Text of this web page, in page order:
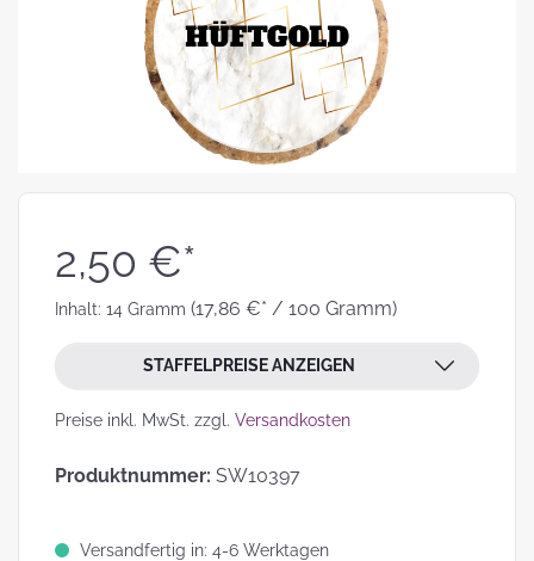
2,50 €*
Inhalt: 14 Gramm (17,86 €* / 100 Gramm)
STAFFELPREISE ANZEIGEN
Preise inkl. MwSt. zzgl. Versandkosten
Produktnummer: SW10397
Versandfertig in: 4-6 Werktagen